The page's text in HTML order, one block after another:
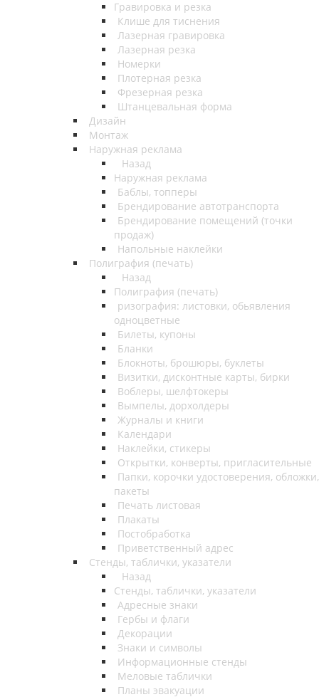
Гравировка и резка
Клише для тиснения
Лазерная гравировка
Лазерная резка
Номерки
Плотерная резка
Фрезерная резка
Штанцевальная форма
Дизайн
Монтаж
Наружная реклама
Назад
Наружная реклама
Баблы, топперы
Брендирование автотранспорта
Брендирование помещений (точки
продаж)
Напольные наклейки
Полиграфия (печать)
Назад
Полиграфия (печать)
ризография: листовки, обьявления
одноцветные
Билеты, купоны
Бланки
Блокноты, брошюры, буклеты
Визитки, дисконтные карты, бирки
Воблеры, шелфтокеры
Вымпелы, дорхолдеры
Журналы и книги
Календари
Наклейки, стикеры
Открытки, конверты, пригласительные
Папки, корочки удостоверения, обложки,
пакеты
Печать листовая
Плакаты
Постобработка
Приветственный адрес
Стенды, таблички, указатели
Назад
Стенды, таблички, указатели
Адресные знаки
Гербы и флаги
Декорации
Знаки и символы
Информационные стенды
Меловые таблички
Планы эвакуации